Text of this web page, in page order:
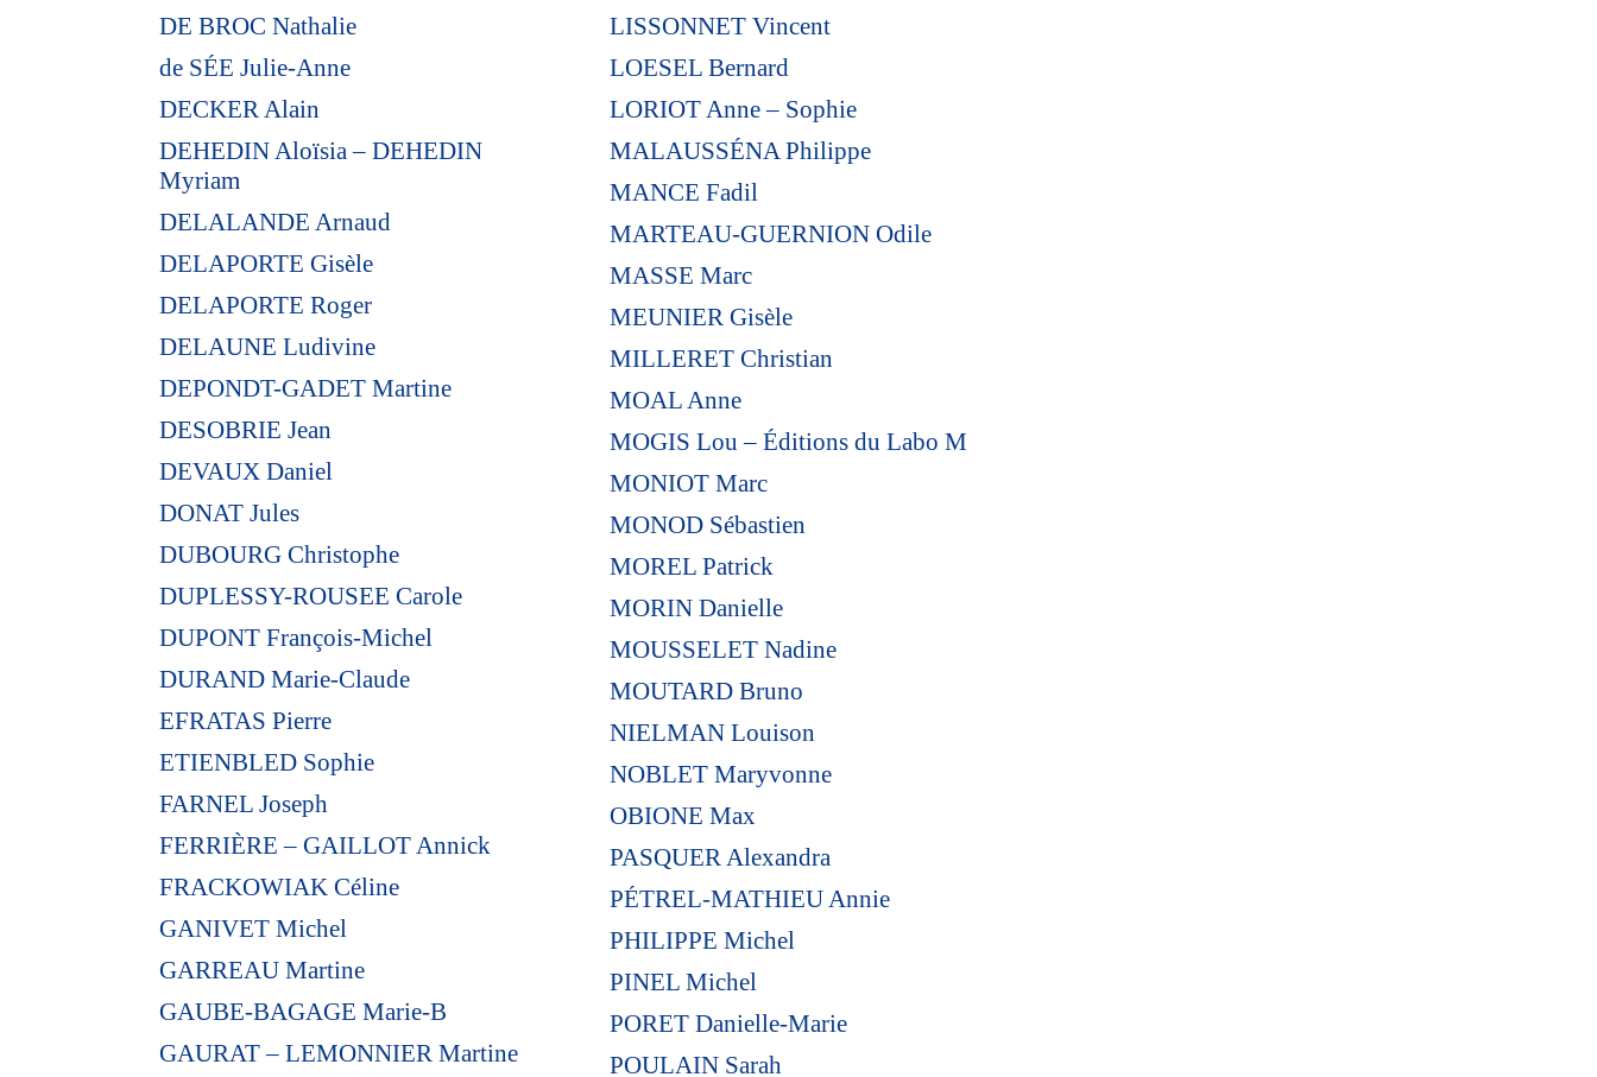
DE BROC Nathalie
de SÉE Julie-Anne
DECKER Alain
DEHEDIN Aloïsia – DEHEDIN
Myriam
DELALANDE Arnaud
DELAPORTE Gisèle
DELAPORTE Roger
DELAUNE Ludivine
DEPONDT-GADET Martine
DESOBRIE Jean
DEVAUX Daniel
DONAT Jules
DUBOURG Christophe
DUPLESSY-ROUSEE Carole
DUPONT François-Michel
DURAND Marie-Claude
EFRATAS Pierre
ETIENBLED Sophie
FARNEL Joseph
FERRIÈRE – GAILLOT Annick
FRACKOWIAK Céline
GANIVET Michel
GARREAU Martine
GAUBE-BAGAGE Marie-B
GAURAT – LEMONNIER Martine
LISSONNET Vincent
LOESEL Bernard
LORIOT Anne – Sophie
MALAUSSÉNA Philippe
MANCE Fadil
MARTEAU-GUERNION Odile
MASSE Marc
MEUNIER Gisèle
MILLERET Christian
MOAL Anne
MOGIS Lou – Éditions du Labo M
MONIOT Marc
MONOD Sébastien
MOREL Patrick
MORIN Danielle
MOUSSELET Nadine
MOUTARD Bruno
NIELMAN Louison
NOBLET Maryvonne
OBIONE Max
PASQUER Alexandra
PÉTREL-MATHIEU Annie
PHILIPPE Michel
PINEL Michel
PORET Danielle-Marie
POULAIN Sarah